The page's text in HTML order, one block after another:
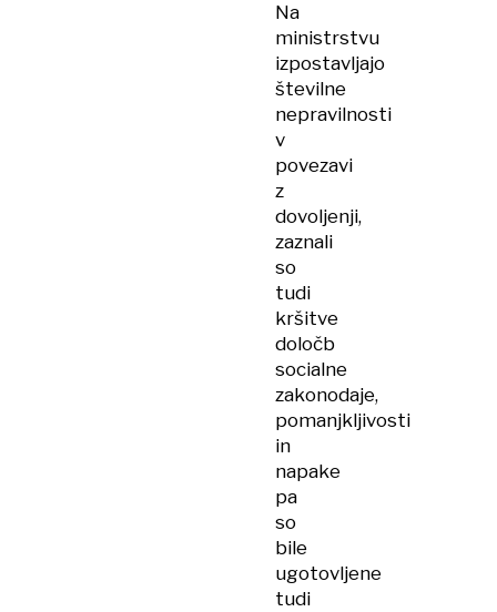
Na
ministrstvu
izpostavljajo
številne
nepravilnosti
v
povezavi
z
dovoljenji,
zaznali
so
tudi
kršitve
določb
socialne
zakonodaje,
pomanjkljivosti
in
napake
pa
so
bile
ugotovljene
tudi